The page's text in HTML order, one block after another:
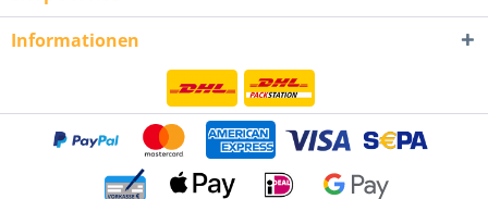
Informationen